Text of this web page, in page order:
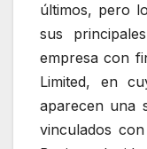
últimos, pero
sus
empresa con
Limited, en
aparecen una
vinculados